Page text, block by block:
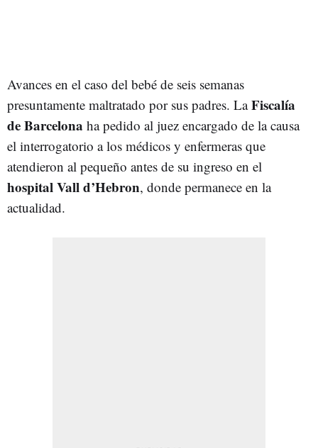
Avances en el caso del bebé de seis semanas
presuntamente maltratado por sus padres. LaFiscalía
de Barcelona ha pedido al juez encargado de la causa
el interrogatorio a los médicos y enfermeras que
atendieron al pequeño antes de su ingreso en el
hospital Vall d’Hebron, donde permanece en la
actualidad.